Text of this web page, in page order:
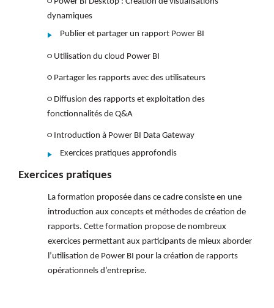
dynamiques
Publier et partager un rapport Power BI
○ Utilisation du cloud Power BI
○ Partager les rapports avec des utilisateurs
○ Diffusion des rapports et exploitation des
fonctionnalités de Q&A
○ Introduction à Power BI Data Gateway
Exercices pratiques approfondis
Exercices pratiques
La formation proposée dans ce cadre consiste en une
introduction aux concepts et méthodes de création de
rapports. Cette formation propose de nombreux
exercices permettant aux participants de mieux aborder
l’utilisation de Power BI pour la création de rapports
opérationnels d’entreprise.